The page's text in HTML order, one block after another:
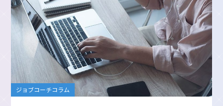
ジョブコーチコラム